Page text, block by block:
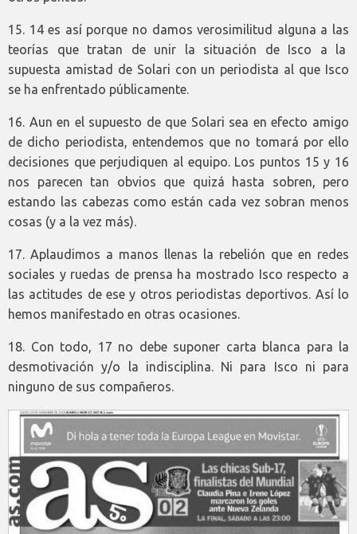
15. 14 es así porque no damos verosimilitud alguna a las
teorías que tratan de unir la situación de Isco a la
supuesta amistad de Solari con un periodista al que Isco
se ha enfrentado públicamente.
16. Aun en el supuesto de que Solari sea en efecto amigo
de dicho periodista, entendemos que no tomará por ello
decisiones que perjudiquen al equipo. Los puntos 15 y 16
nos parecen tan obvios que quizá hasta sobren, pero
estando las cabezas como están cada vez sobran menos
cosas (y a la vez más).
17. Aplaudimos a manos llenas la rebelión que en redes
sociales y ruedas de prensa ha mostrado Isco respecto a
las actitudes de ese y otros periodistas deportivos. Así lo
hemos manifestado en otras ocasiones.
18. Con todo, 17 no debe suponer carta blanca para la
desmotivación y/o la indisciplina. Ni para Isco ni para
ninguno de sus compañeros.